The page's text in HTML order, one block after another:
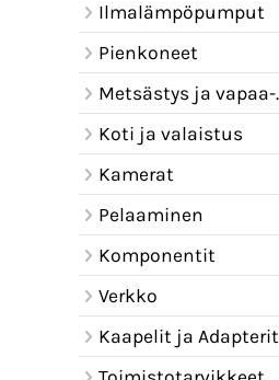
Ilmalämpöpumput
Pienkoneet
Metsästys ja vapaa-aika
Koti ja valaistus
Kamerat
Pelaaminen
Komponentit
Verkko
Kaapelit ja Adapterit